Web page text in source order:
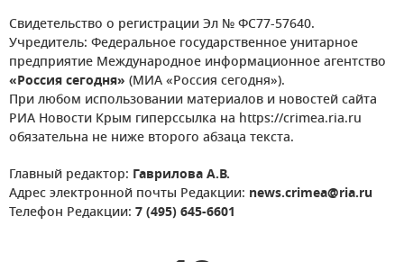
Свидетельство о регистрации Эл № ФС77-57640.
Учредитель: Федеральное государственное унитарное
предприятие Международное информационное агентство
«Россия сегодня» (МИА «Россия сегодня»).
При любом использовании материалов и новостей сайта
РИА Новости Крым гиперссылка на https://crimea.ria.ru
обязательна не ниже второго абзаца текста.
Главный редактор: Гаврилова А.В.
Адрес электронной почты Редакции: news.crimea@ria.ru
Телефон Редакции: 7 (495) 645-6601